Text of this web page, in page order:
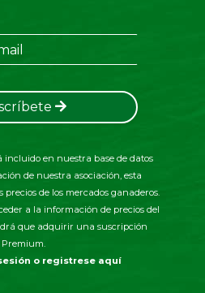
incluido en nuestra base de datos
de nuestra asociación, esta
de los mercados ganaderos.
a la información de precios del
que adquirir una suscripción
Premium.
o registrese aquí